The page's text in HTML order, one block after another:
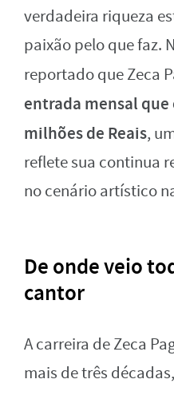
verdadeira riqueza
paixão pelo que faz.
reportado que Zeca
entrada mensal que
milhões de Reais,
reflete sua continua
no cenário artístico
De onde veio
cantor
A carreira de Zeca
mais de três